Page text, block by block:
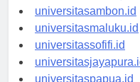
universitasmamuju.id
universitasambon.id
universitasmaluku.id
universitassofifi.id
universitasjayapura.id